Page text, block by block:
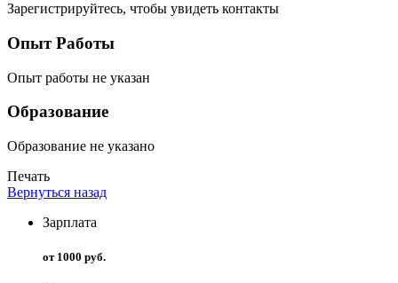
Зарегистрируйтесь, чтобы увидеть контакты
Опыт Работы
Опыт работы не указан
Образование
Образование не указано
Печать
Вернуться назад
Зарплата
от 1000 руб.